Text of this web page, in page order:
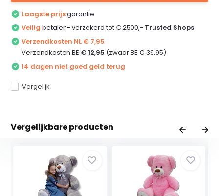
Laagste prijsgarantie
Veilig betalen- verzekerd tot € 2500,- Trusted Shops
Verzendkosten NL € 7,95
Verzendkosten BE € 12,95 (zwaar BE € 39,95)
14 dagen niet goed geld terug
Vergelijk
Vergelijkbare producten